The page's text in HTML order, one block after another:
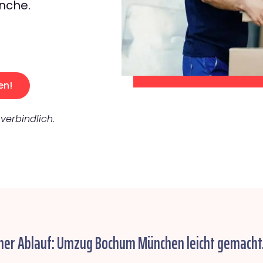
Ablauf: Umzug Bochum München leicht